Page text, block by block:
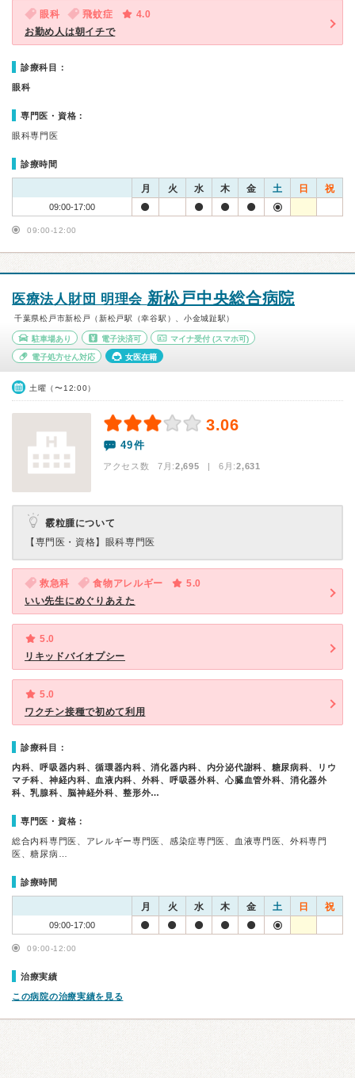
眼科 飛蚊症
4.0
お勤め人は朝イチで
診療科目：
眼科
専門医・資格：
眼科専門医
診療時間
月 火 水 木 金 土 日 祝
09:00-17:00
09:00-12:00
医療法人財団 明理会 新松戸中央総合病院
千葉県松戸市新松戸（新松戸駅（幸谷駅）、小金城趾駅）
駐車場あり 電子決済可 マイナ受付 (スマホ可)
電子処方せん対応 女医在籍
土曜（〜12:00）
3.06
49件
アクセス数 7月:2,695 | 6月:2,631
霰粒腫について
【専門医・資格】 眼科専門医
救急科 食物アレルギー
5.0
いい先生にめぐりあえた
5.0
リキッドバイオプシー
5.0
ワクチン接種で初めて利用
診療科目：
内科、呼吸器内科、循環器内科、消化器内科、内分泌代謝科、糖尿病科、リウ
マチ科、神経内科、血液内科、外科、呼吸器外科、心臓血管外科、消化器外
科、乳腺科、脳神経外科、整形外…
専門医・資格：
総合内科専門医、アレルギー専門医、感染症専門医、血液専門医、外科専門
医、糖尿病…
診療時間
月 火 水 木 金 土 日 祝
09:00-17:00
09:00-12:00
治療実績
この病院の治療実績を見る